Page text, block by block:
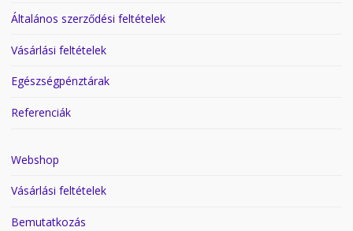
Általános szerződési feltételek
Vásárlási feltételek
Egészségpénztárak
Referenciák
Webshop
Vásárlási feltételek
Bemutatkozás